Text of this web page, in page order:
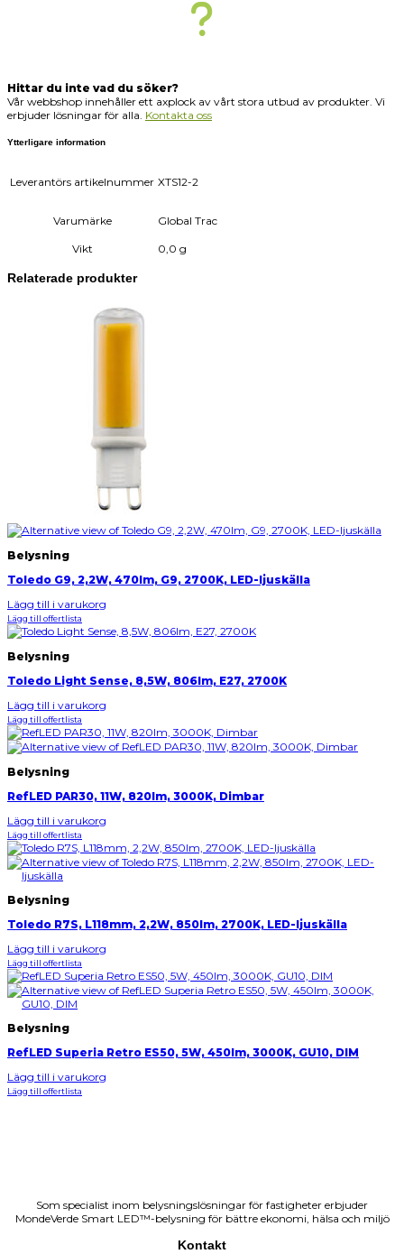
Hittar du inte vad du söker?
Vår webbshop innehåller ett axplock av vårt stora utbud av produkter. Vi
erbjuder lösningar för alla. Kontakta oss
Ytterligare information
Leverantörs artikelnummer XTS12-2
Varumärke Global Trac
Vikt 0,0 g
Relaterade produkter
Belysning
Toledo G9, 2,2W, 470lm, G9, 2700K, LED-ljuskälla
Lägg till i varukorg
Lägg till offertlista
Belysning
Toledo Light Sense, 8,5W, 806lm, E27, 2700K
Lägg till i varukorg
Lägg till offertlista
Belysning
RefLED PAR30, 11W, 820lm, 3000K, Dimbar
Lägg till i varukorg
Lägg till offertlista
Belysning
Toledo R7S, L118mm, 2,2W, 850lm, 2700K, LED-ljuskälla
Lägg till i varukorg
Lägg till offertlista
Belysning
RefLED Superia Retro ES50, 5W, 450lm, 3000K, GU10, DIM
Lägg till i varukorg
Lägg till offertlista
Som specialist inom belysningslösningar för fastigheter erbjuder
MondeVerde Smart LED™-belysning för bättre ekonomi, hälsa och miljö
Kontakt